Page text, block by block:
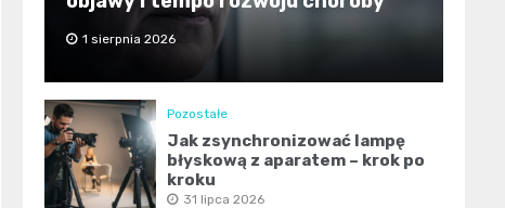
1 sierpnia 2026
Pozostałe
Jak zsynchronizować lampę
błyskową z aparatem – krok po
kroku
31 lipca 2026